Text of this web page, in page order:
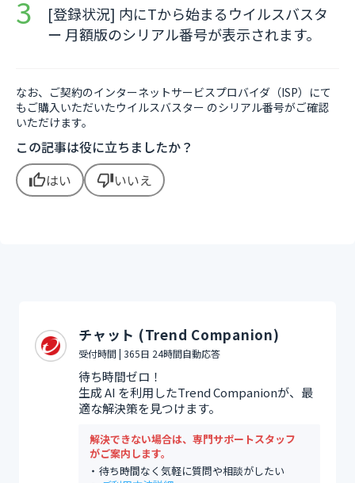
[登録状況] 内にTから始まるウイルスバスタ
ー 月額版のシリアル番号が表示されます。
なお、ご契約のインターネットサービスプロバイダ（ISP）にて
もご購入いただいたウイルスバスター のシリアル番号がご確認
いただけます。
この記事は役に立ちましたか？
thumb_upはい thumb_downいいえ
チャット (Trend Companion)
受付時間 | 365日 24時間自動応答
待ち時間ゼロ！
生成 AI を利用したTrend Companionが、最
適な解決策を見つけます。
解決できない場合は、専門サポートスタッフ
がご案内します。
待ち時間なく気軽に質問や相談がしたい